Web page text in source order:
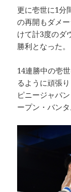
更に壱世に1分
の再開もダメ
けて計3度のダ
勝利となった。
14連勝中の壱
るように頑張
ピニージャパ
ープン・バン